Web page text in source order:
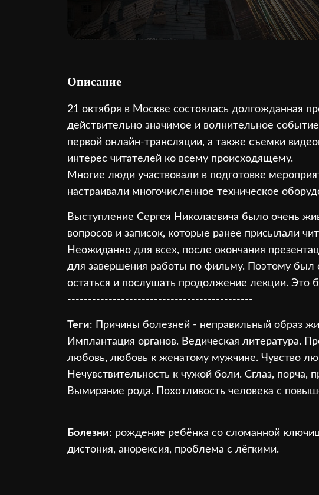
Описание
21 октября в Москве состоялась долгожданная
действительно значимое и волнительное
первой онлайн-трансляции, а также съемки
интерес читателей ко всему происходящему.
Многие люди участвовали в подготовке
настраивали многочисленное техническое
Выступление Сергея Николаевича было очень
вопросов и записок, которые ранее присылали
Неожиданно для всех, после окончания
для завершения работы по фильму. Поэтому был
остаться и послушать продолжение лекции. Это
---------------------------------------------
Теги: Причины болезней - неправильный образ
Имплантация органов. Ведическая литература.
любовь, любовь к женатому мужчине. Чувство
Нечувствительность к чужой боли. Сглаз,
Вымирание рода. Похотливость человека с
Болезни: рождение ребёнка со сломанной
дистония, анорексия, проблема с лёгкими.